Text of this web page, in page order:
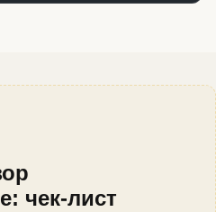
чек-лист